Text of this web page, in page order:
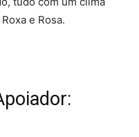
e Rosa.